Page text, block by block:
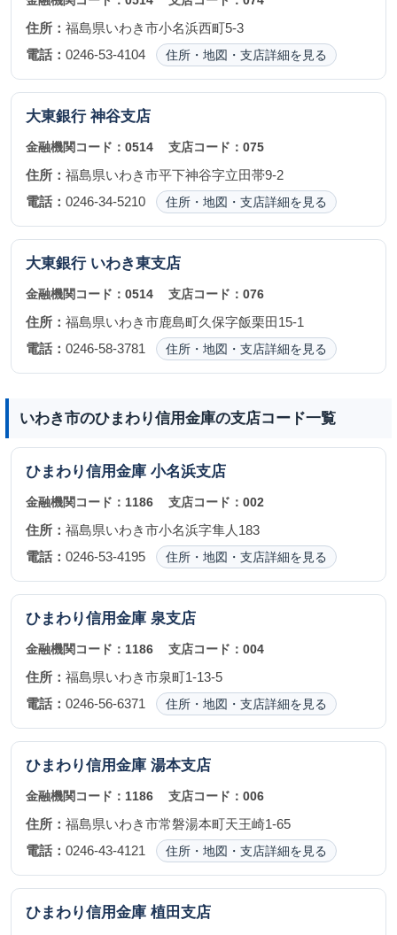
住所： 福島県いわき市小名浜西町5-3
電話： 0246-53-4104 住所・地図・支店詳細を見る
大東銀行 神谷支店
金融機関コード： 0514 支店コード：075
住所： 福島県いわき市平下神谷字立田帯9-2
電話： 0246-34-5210 住所・地図・支店詳細を見る
大東銀行 いわき東支店
金融機関コード： 0514 支店コード：076
住所： 福島県いわき市鹿島町久保字飯栗田15-1
電話： 0246-58-3781 住所・地図・支店詳細を見る
いわき市のひまわり信用金庫の支店コード一覧
ひまわり信用金庫 小名浜支店
金融機関コード： 1186 支店コード：002
住所： 福島県いわき市小名浜字隼人183
電話： 0246-53-4195 住所・地図・支店詳細を見る
ひまわり信用金庫 泉支店
金融機関コード： 1186 支店コード：004
住所： 福島県いわき市泉町1-13-5
電話： 0246-56-6371 住所・地図・支店詳細を見る
ひまわり信用金庫 湯本支店
金融機関コード： 1186 支店コード：006
住所： 福島県いわき市常磐湯本町天王崎1-65
電話： 0246-43-4121 住所・地図・支店詳細を見る
ひまわり信用金庫 植田支店